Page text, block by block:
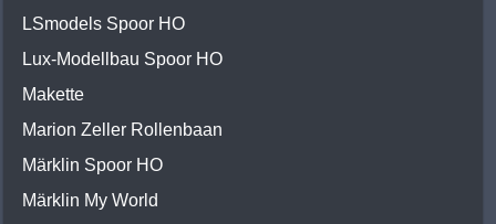
LSmodels Spoor HO
Lux-Modellbau Spoor HO
Makette
Marion Zeller Rollenbaan
Märklin Spoor HO
Märklin My World